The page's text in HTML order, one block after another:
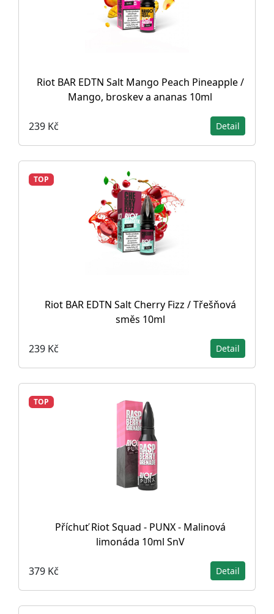
Riot BAR EDTN Salt Mango Peach Pineapple /
Mango, broskev a ananas 10ml
239 Kč Detail
TOP
Riot BAR EDTN Salt Cherry Fizz / Třešňová
směs 10ml
239 Kč Detail
TOP
Příchuť Riot Squad - PUNX - Malinová
limonáda 10ml SnV
379 Kč Detail